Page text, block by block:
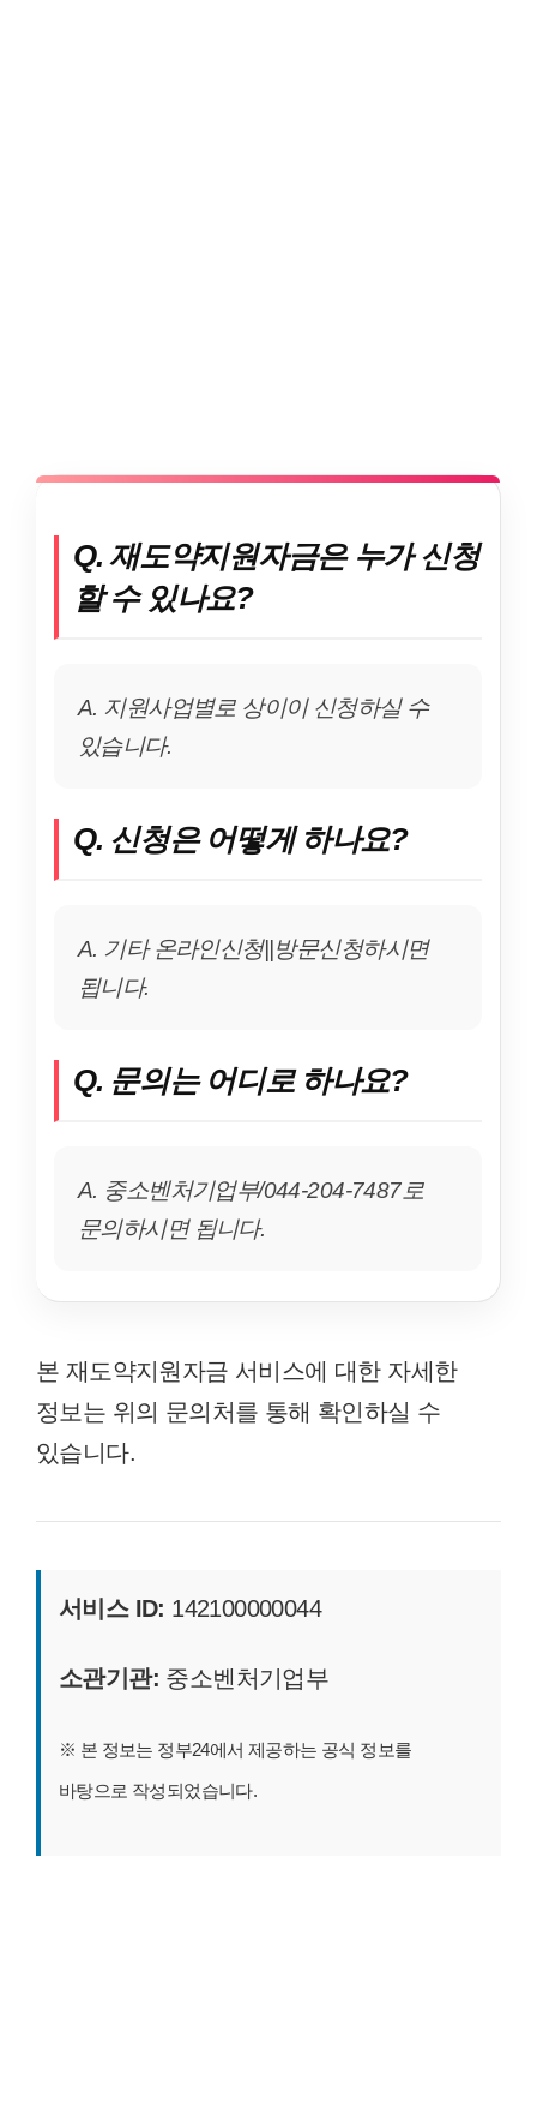
Q. 재도약지원자금은 누가 신청
할 수 있나요?
A. 지원사업별로 상이이 신청하실 수
있습니다.
Q. 신청은 어떻게 하나요?
A. 기타 온라인신청||방문신청하시면
됩니다.
Q. 문의는 어디로 하나요?
A. 중소벤처기업부/044-204-7487로
문의하시면 됩니다.
본 재도약지원자금 서비스에 대한 자세한
정보는 위의 문의처를 통해 확인하실 수
있습니다.
서비스 ID: 142100000044
소관기관: 중소벤처기업부
※ 본 정보는 정부24에서 제공하는 공식 정보를
바탕으로 작성되었습니다.